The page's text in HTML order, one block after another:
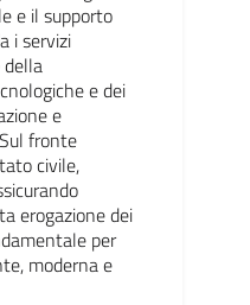
e il supporto
i servizi
della
e dei
e
fronte
civile,
erogazione dei
per
moderna e